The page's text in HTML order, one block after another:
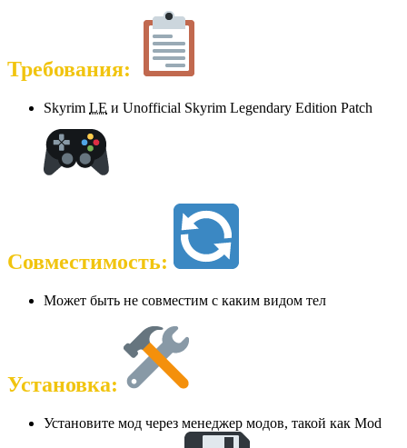
Требования:
Skyrim LE и Unofficial Skyrim Legendary Edition Patch
Совместимость:
Может быть не совместим с каким видом тел
Установка:
Установите мод через менеджер модов, такой как Mod